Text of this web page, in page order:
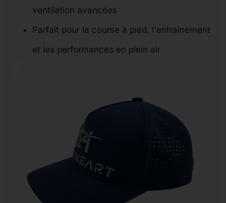
ventilation avancées
Parfait pour la course à pied, l'entraînement
et les performances en plein air